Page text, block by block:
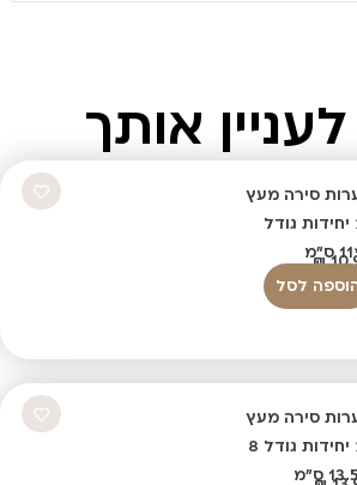
לעניין אותך
סירה מעץ
25 יחידות גודל
₪
לסל
סירה מעץ
25 יחידות גודל 8